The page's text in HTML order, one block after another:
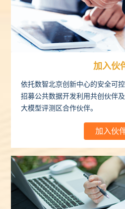
加入伙
依托数智北京创新中心的安全可
招募公共数据开发利用共创伙伴
大模型评测区合作伙伴。
加入伙